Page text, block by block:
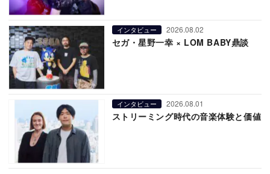
インタビュー 2026.08.02
セガ・星野一幸 × LOM BABY鼎談
インタビュー 2026.08.01
ストリーミング時代の音楽体験と価値